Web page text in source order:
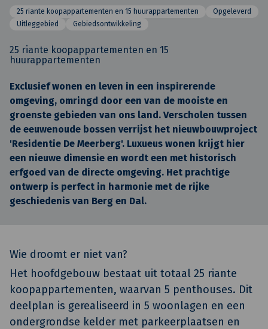
25 riante koopappartementen en 15 huurappartementen
Opgeleverd
Uitleggebied
Gebiedsontwikkeling
25 riante koopappartementen en 15
huurappartementen
Exclusief wonen en leven in een inspirerende
omgeving, omringd door een van de mooiste en
groenste gebieden van ons land. Verscholen tussen
de eeuwenoude bossen verrijst het nieuwbouwproject
'Residentie De Meerberg'. Luxueus wonen krijgt hier
een nieuwe dimensie en wordt een met historisch
erfgoed van de directe omgeving. Het prachtige
ontwerp is perfect in harmonie met de rijke
geschiedenis van Berg en Dal.
Wie droomt er niet van?
Het hoofdgebouw bestaat uit totaal 25 riante
koopappartementen, waarvan 5 penthouses. Dit
deelplan is gerealiseerd in 5 woonlagen en een
ondergrondse kelder met parkeerplaatsen en